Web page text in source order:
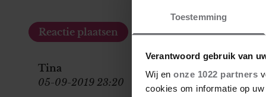
Toestemming
Verantwoord gebruik van
Wij en onze 1022 partners
cookies om informatie op
Tina
05-09-2019 23:20